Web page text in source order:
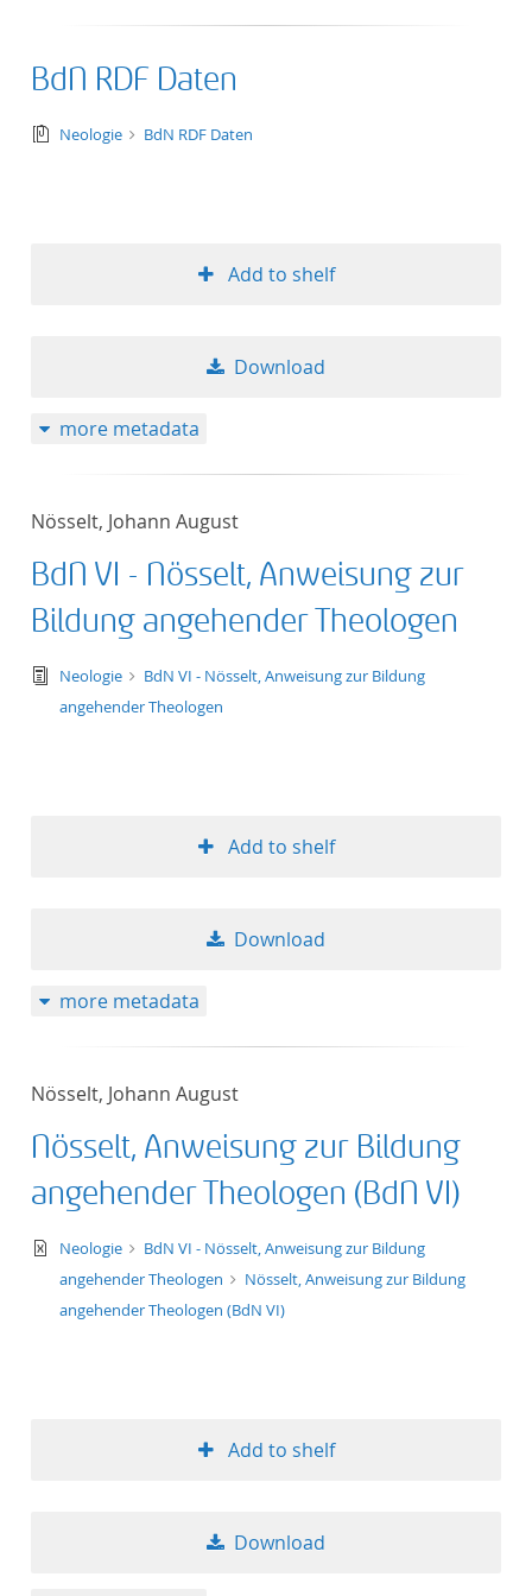
BdN RDF Daten
text/tg.collection+tg.aggregation+xml
Neologie BdN RDF Daten
Add to shelf
Download
more metadata
Nösselt, Johann August
BdN VI - Nösselt, Anweisung zur
Bildung angehender Theologen
text/tg.edition+tg.aggregation+xml
Neologie
BdN VI - Nösselt, Anweisung zur Bildung
angehender Theologen
Add to shelf
Download
more metadata
Nösselt, Johann August
Nösselt, Anweisung zur Bildung
angehender Theologen (BdN VI)
text/xml
Neologie
BdN VI - Nösselt, Anweisung zur Bildung
angehender Theologen
Nösselt, Anweisung zur Bildung
angehender Theologen (BdN VI)
Add to shelf
Download